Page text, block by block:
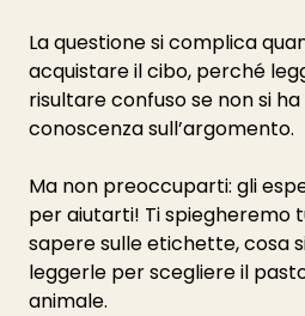
La questione si complica
acquistare il cibo, perché
risultare confuso se non si ha
conoscenza sull’argomento.
Ma non preoccuparti: gli
per aiutarti! Ti spiegheremo
sapere sulle etichette, cosa
leggerle per scegliere il
animale.